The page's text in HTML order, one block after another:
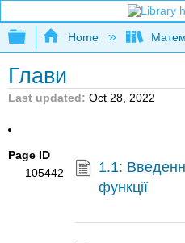
Expand/collapse
Home
Глави
Last updated Oct 28, 2022
Page ID
105442
1.1:
функції